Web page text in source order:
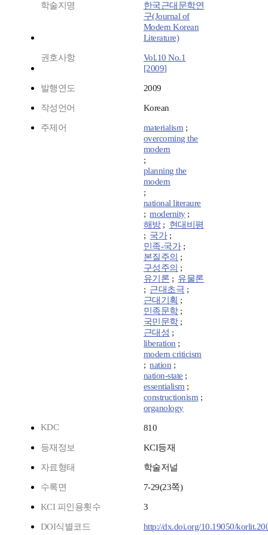
학술지명
한국근대문학연
구(Journal of
Modern Korean
Literature)
권호사항
Vol.10 No.1
[2009]
발행연도 2009
작성언어 Korean
주제어 materialism;
overcoming the
modern
;
planning the
modern
;
national literaure
;modernity ;
해방 ; 현대비평
; 국가;
민족-국가;
본질주의 ;
구성주의 ;
유기론 ; 유물론
; 근대초극 ;
근대기획 ;
민족문학 ;
국민문학 ;
근대성 ;
liberation ;
modern criticism
;nation ;
nation-state ;
essentialism ;
constructionism;
organology
KDC
810
등재정보 KCI등재
자료형태 학술저널
수록면 7-29(23쪽)
KCI 피인용횟수 3
DOI식별코드 http://dx.doi.org/10.19050/